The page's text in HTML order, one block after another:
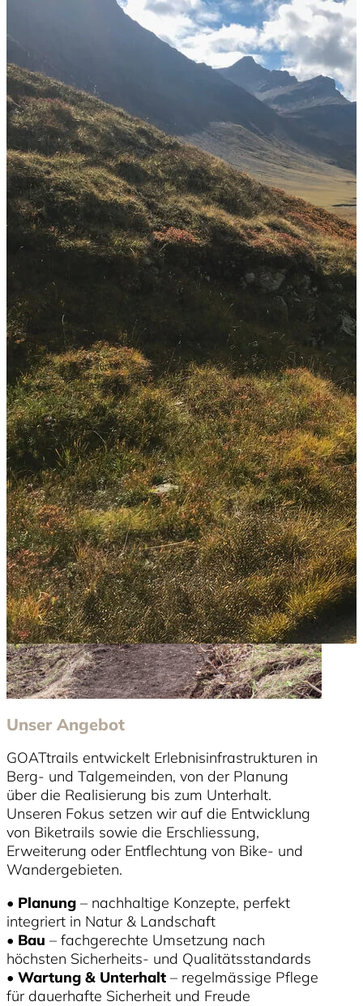
trails with precision -
inspired by the goat
GOATtrails vereint alpines Know-how,
sportliche Exzellenz und die Leidenschaft für
Bewegung und Natur. Hinter dem Namen
stehen die Bauprofis von CRESTAGEO, ein
starkes Netzwerk sowie Nino Schurter –
Olympiasieger, Weltmeister & Legende im
Mountainbikesport. Mit Qualität,
Zuverlässigkeit & Innovation entstehen so
Trails aller Arten.
YouTube aktivieren?
YouTube Videos können nur angezeigt werden,
wenn Cookies gesetzt werden dürfen.
Akzeptieren
Wenn YouTube für diese Website aktiviert wurde, werden
Daten an YouTube übermittelt und ausgewertet. Mehr dazu in
der Datenschutzerklärung von YouTube:hier
Unser Angebot
GOATtrails entwickelt Erlebnisinfrastrukturen in
Berg- und Talgemeinden, von der Planung
über die Realisierung bis zum Unterhalt.
Unseren Fokus setzen wir auf die Entwicklung
von Biketrails sowie die Erschliessung,
Erweiterung oder Entflechtung von Bike- und
Wandergebieten.
• Planung – nachhaltige Konzepte, perfekt
integriert in Natur & Landschaft
• Bau – fachgerechte Umsetzung nach
höchsten Sicherheits- und Qualitätsstandards
• Wartung & Unterhalt – regelmässige Pflege
für dauerhafte Sicherheit und Freude